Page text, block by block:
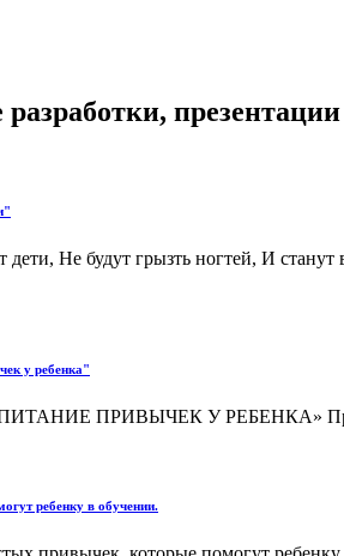
Не будут грызть ногтей, И
у ребенка"
ПРИВЫЧЕК У РЕБЕНКА»
ребенку в обучении.